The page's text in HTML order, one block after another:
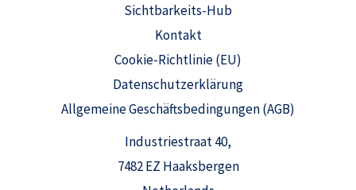
Sichtbarkeits-Hub
Kontakt
Cookie-Richtlinie (EU)
Datenschutzerklärung
Allgemeine Geschäftsbedingungen (AGB)
Industriestraat 40,
7482 EZ Haaksbergen